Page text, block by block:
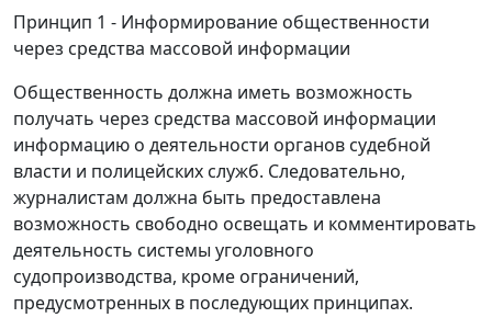
Принцип 1 - Информирование общественности
через средства массовой информации
Общественность должна иметь возможность
получать через средства массовой информации
информацию о деятельности органов судебной
власти и полицейских служб. Следовательно,
журналистам должна быть предоставлена
возможность свободно освещать и комментировать
деятельность системы уголовного
судопроизводства, кроме ограничений,
предусмотренных в последующих принципах.